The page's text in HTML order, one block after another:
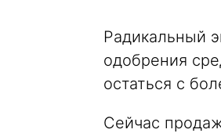
Радикальный
одобрения
остаться с
Сейчас